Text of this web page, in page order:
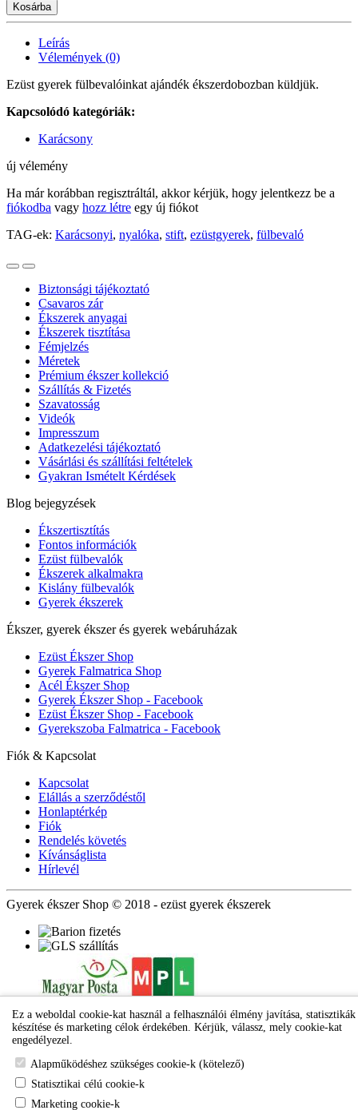
Kosárba
Leírás
Vélemények (0)
Ezüst gyerek fülbevalóinkat ajándék ékszerdobozban küldjük.
Kapcsolódó kategóriák:
Karácsony
új vélemény
Ha már korábban regisztráltál, akkor kérjük, hogy jelentkezz be a
fiókodba vagy hozz létre egy új fiókot
TAG-ek: Karácsonyi, nyalóka, stift, ezüstgyerek, fülbevaló
Biztonsági tájékoztató
Csavaros zár
Ékszerek anyagai
Ékszerek tisztítása
Fémjelzés
Méretek
Prémium ékszer kollekció
Szállítás & Fizetés
Szavatosság
Videók
Impresszum
Adatkezelési tájékoztató
Vásárlási és szállítási feltételek
Gyakran Ismételt Kérdések
Blog bejegyzések
Ékszertisztítás
Fontos információk
Ezüst fülbevalók
Ékszerek alkalmakra
Kislány fülbevalók
Gyerek ékszerek
Ékszer, gyerek ékszer és gyerek webáruházak
Ezüst Ékszer Shop
Gyerek Falmatrica Shop
Acél Ékszer Shop
Gyerek Ékszer Shop - Facebook
Ezüst Ékszer Shop - Facebook
Gyerekszoba Falmatrica - Facebook
Fiók & Kapcsolat
Kapcsolat
Elállás a szerződéstől
Honlaptérkép
Fiók
Rendelés követés
Kívánságlista
Hírlevél
Gyerek ékszer Shop © 2018 - ezüst gyerek ékszerek
Ez a weboldal cookie-kat használ a felhasználói élmény javítása, statisztikák
készítése és marketing célok érdekében. Kérjük, válassz, mely cookie-kat
engedélyezel.
Alapműködéshez szükséges cookie-k (kötelező)
Statisztikai célú cookie-k
Marketing cookie-k